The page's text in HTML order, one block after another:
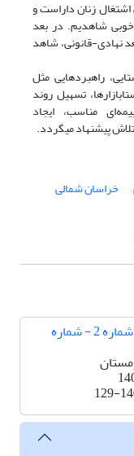
زنان داراست و
شاهدیم. در بعد
نهادی-قانونی، شاهد
راهبردهایی مثل
تسهیل روند
مناسب، ایجاد
پیشنهاد می­گردد.
خراسان شمالی
دوره 4، شماره 2 - شماره
129-